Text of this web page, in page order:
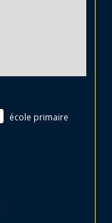
école primaire